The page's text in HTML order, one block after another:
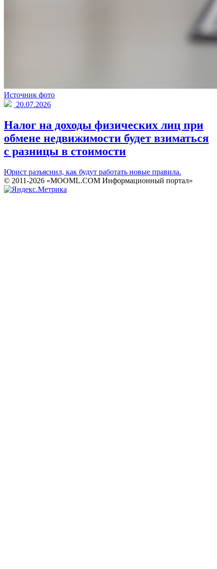
Источник фото
20.07.2026
Налог на доходы физических лиц при
обмене недвижимости будет взиматься
с разницы в стоимости
Юрист разъяснил, как будут работать новые правила.
© 2011-2026 «MOOML.COM Информационный портал»